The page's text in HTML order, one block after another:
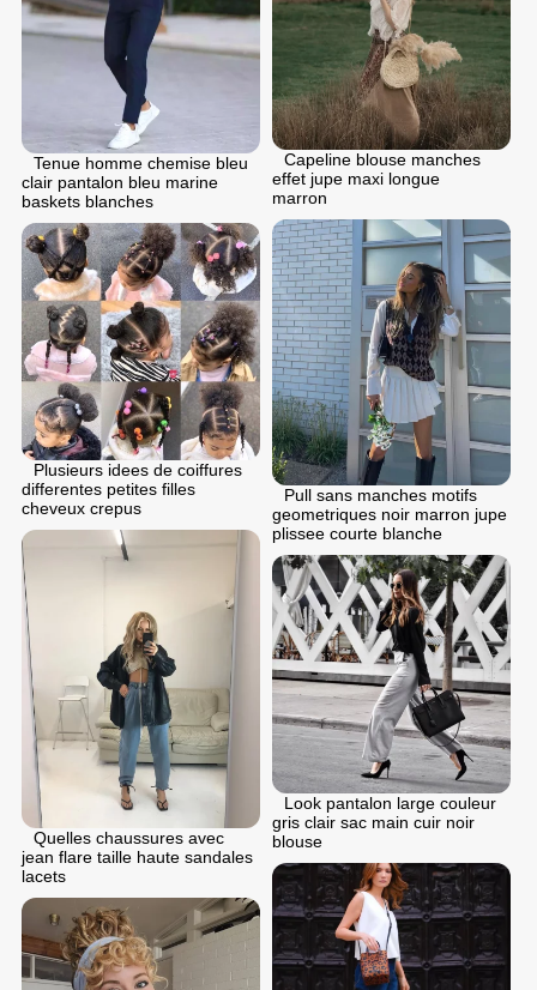
Tenue homme chemise bleu
clair pantalon bleu marine
baskets blanches
Capeline blouse manches
effet jupe maxi longue
marron
Pull sans manches motifs
geometriques noir marron jupe
plissee courte blanche
Plusieurs idees de coiffures
differentes petites filles
cheveux crepus
Quelles chaussures avec
jean flare taille haute sandales
lacets
Look pantalon large couleur
gris clair sac main cuir noir
blouse